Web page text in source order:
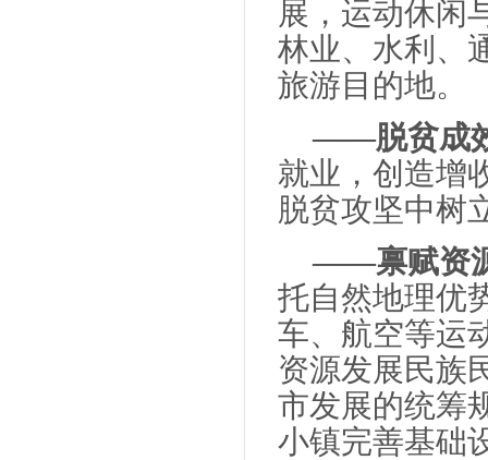
展，运动休闲
林业、水利、
旅游目的地。
——脱贫成
就业，创造增
脱贫攻坚中树
——禀赋资
托自然地理优
车、航空等运
资源发展民族
市发展的统筹
小镇完善基础